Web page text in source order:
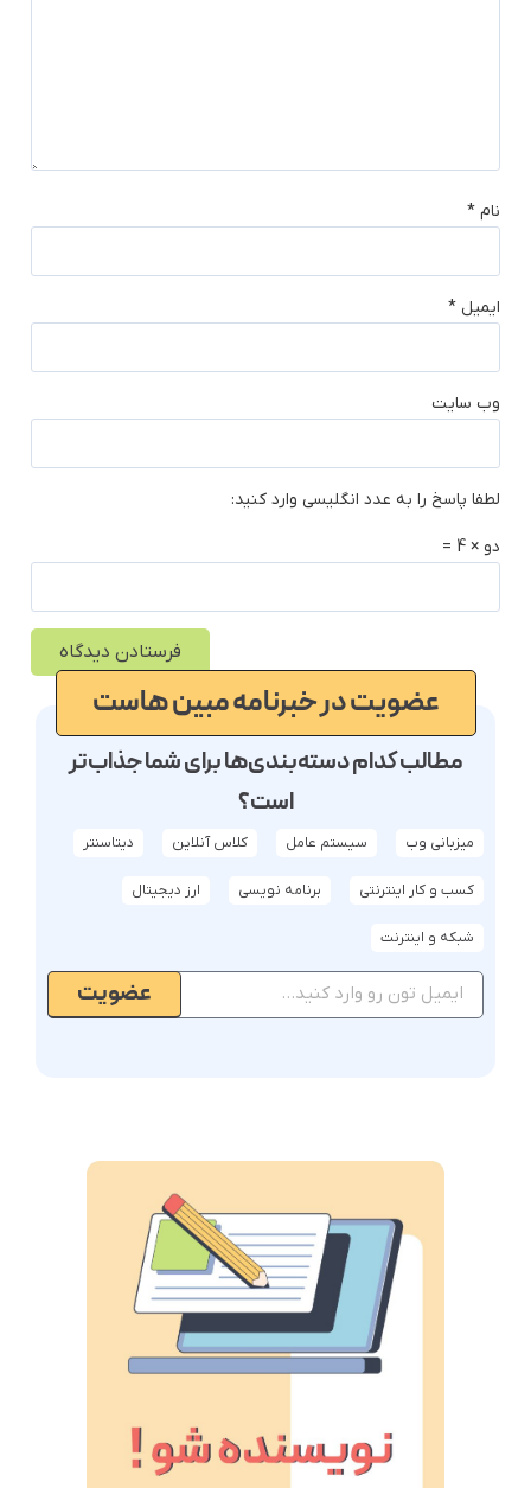
نام *
ایمیل *
وب‌ سایت
لطفا پاسخ را به عدد انگلیسی وارد کنید:
دو × 4 =
عضویت در خبرنامه مبین هاست
مطالب کدام دسته‌بندی‌ها برای شما جذاب‌تر
است؟
میزبانی وب سیستم عامل کلاس آنلاین دیتاسنتر
کسب و کار اینترنتی برنامه نویسی ارز دیجیتال
شبکه و اینترنت
عضویت